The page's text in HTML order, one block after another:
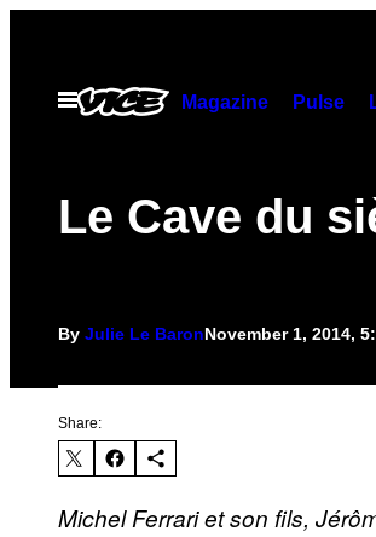
contentOpen
Menu
Magazine Pulse
Le Cave du
By Julie Le BaronNovember 1, 2014,
Share:
Michel Ferrari et son fils,